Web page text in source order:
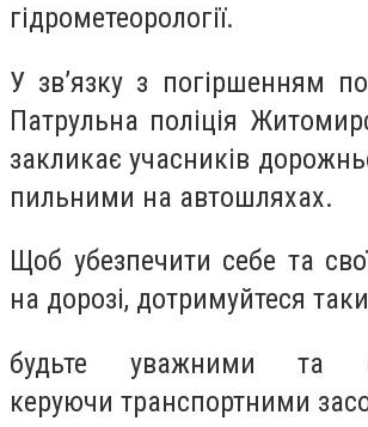
гідрометеорології.
У зв’язку з погіршенням
Патрульна поліція
закликає учасників
пильними на автошляхах.
Щоб убезпечити себе та
на дорозі, дотримуйтеся
будьте уважними та
керуючи транспортними